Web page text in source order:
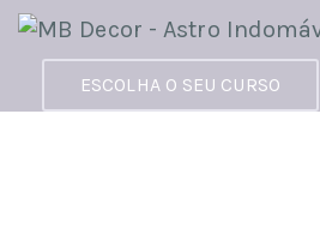
ESCOLHA O SEU CURSO